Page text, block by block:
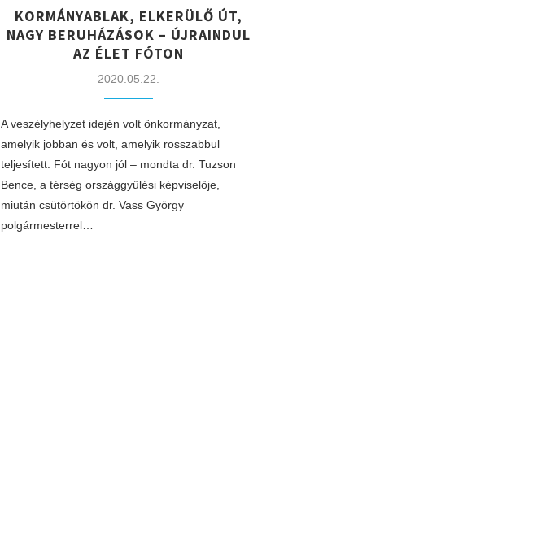
KORMÁNYABLAK, ELKERÜLŐ ÚT,
NAGY BERUHÁZÁSOK – ÚJRAINDUL
AZ ÉLET FÓTON
2020.05.22.
A veszélyhelyzet idején volt önkormányzat,
amelyik jobban és volt, amelyik rosszabbul
teljesített. Fót nagyon jól – mondta dr. Tuzson
Bence, a térség országgyűlési képviselője,
miután csütörtökön dr. Vass György
polgármesterrel…